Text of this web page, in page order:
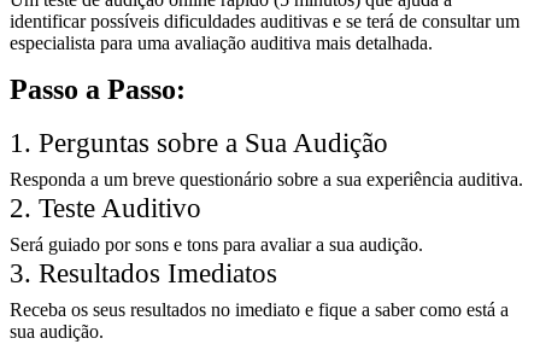
identificar possíveis dificuldades auditivas e se terá de consultar um
especialista para uma avaliação auditiva mais detalhada.
Passo a Passo:
1. Perguntas sobre a Sua Audição
Responda a um breve questionário sobre a sua experiência auditiva.
2. Teste Auditivo
Será guiado por sons e tons para avaliar a sua audição.
3. Resultados Imediatos
Receba os seus resultados no imediato e fique a saber como está a
sua audição.